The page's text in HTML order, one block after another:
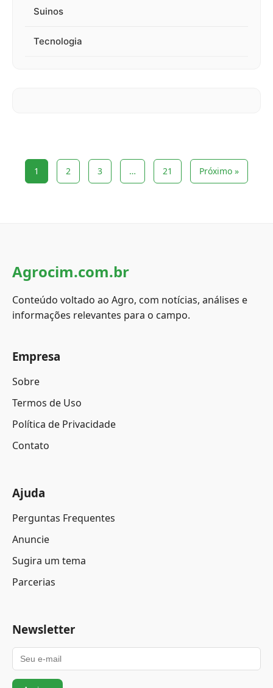
Suinos
Tecnologia
1 2 3 … 21 Próximo »
Agrocim.com.br
Conteúdo voltado ao Agro, com notícias, análises e
informações relevantes para o campo.
Empresa
Sobre
Termos de Uso
Política de Privacidade
Contato
Ajuda
Perguntas Frequentes
Anuncie
Sugira um tema
Parcerias
Newsletter